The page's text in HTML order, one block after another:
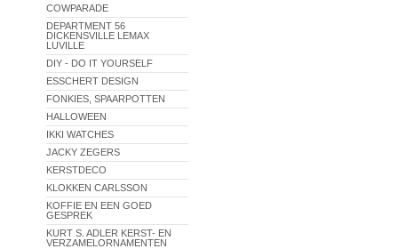
COWPARADE
DEPARTMENT 56
DICKENSVILLE LEMAX
LUVILLE
DIY - DO IT YOURSELF
ESSCHERT DESIGN
FONKIES, SPAARPOTTEN
HALLOWEEN
IKKI WATCHES
JACKY ZEGERS
KERSTDECO
KLOKKEN CARLSSON
KOFFIE EN EEN GOED
GESPREK
KURT S. ADLER KERST- EN
VERZAMELORNAMENTEN